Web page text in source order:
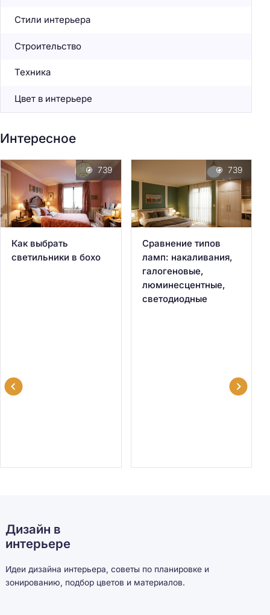
Стили интерьера
Строительство
Техника
Цвет в интерьере
Интересное
Как выбрать
светильники в бохо
739
Сравнение типов
ламп: накаливания,
галогеновые,
люминесцентные,
светодиодные
739
Дизайн в
интерьере
Идеи дизайна интерьера, советы по планировке и
зонированию, подбор цветов и материалов.